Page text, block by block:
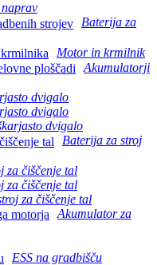
Baterija za
Motor in krmilnik
Akumulatorji
dvigalo
dvigalo
dvigalo
Baterija za stroj
za čiščenje tal
za čiščenje tal
za čiščenje tal
Akumulator za
ESS na gradbišču